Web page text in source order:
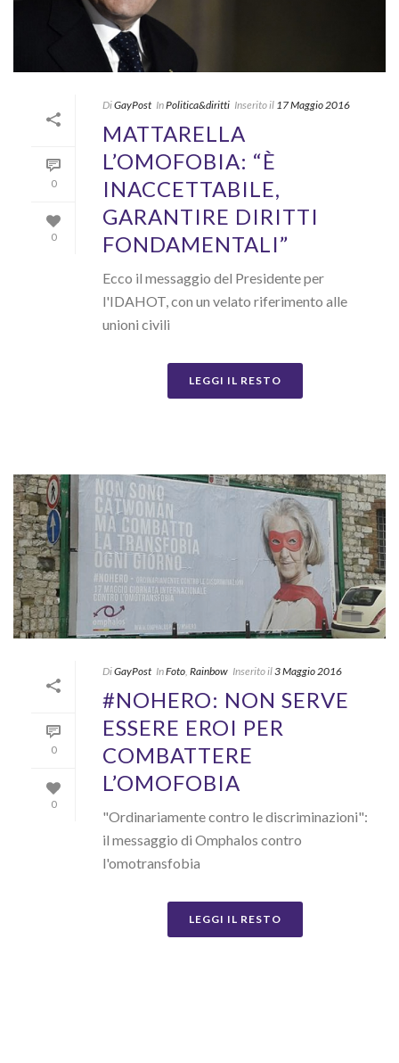
0
0
DiGayPost InPolitica&diritti Inserito il 17 Maggio 2016
MATTARELLA
L’OMOFOBIA: “È
INACCETTABILE,
GARANTIRE DIRITTI
FONDAMENTALI”
Ecco il messaggio del Presidente per
l'IDAHOT, con un velato riferimento alle
unioni civili
LEGGI IL RESTO
0
0
DiGayPost InFoto, Rainbow Inserito il3 Maggio 2016
#NOHERO: NON SERVE
ESSERE EROI PER
COMBATTERE
L’OMOFOBIA
"Ordinariamente contro le discriminazioni":
il messaggio di Omphalos contro
l'omotransfobia
LEGGI IL RESTO